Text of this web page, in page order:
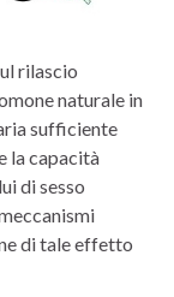
rilascio
naturale in
sufficiente
la capacità
di sesso
di tale effetto